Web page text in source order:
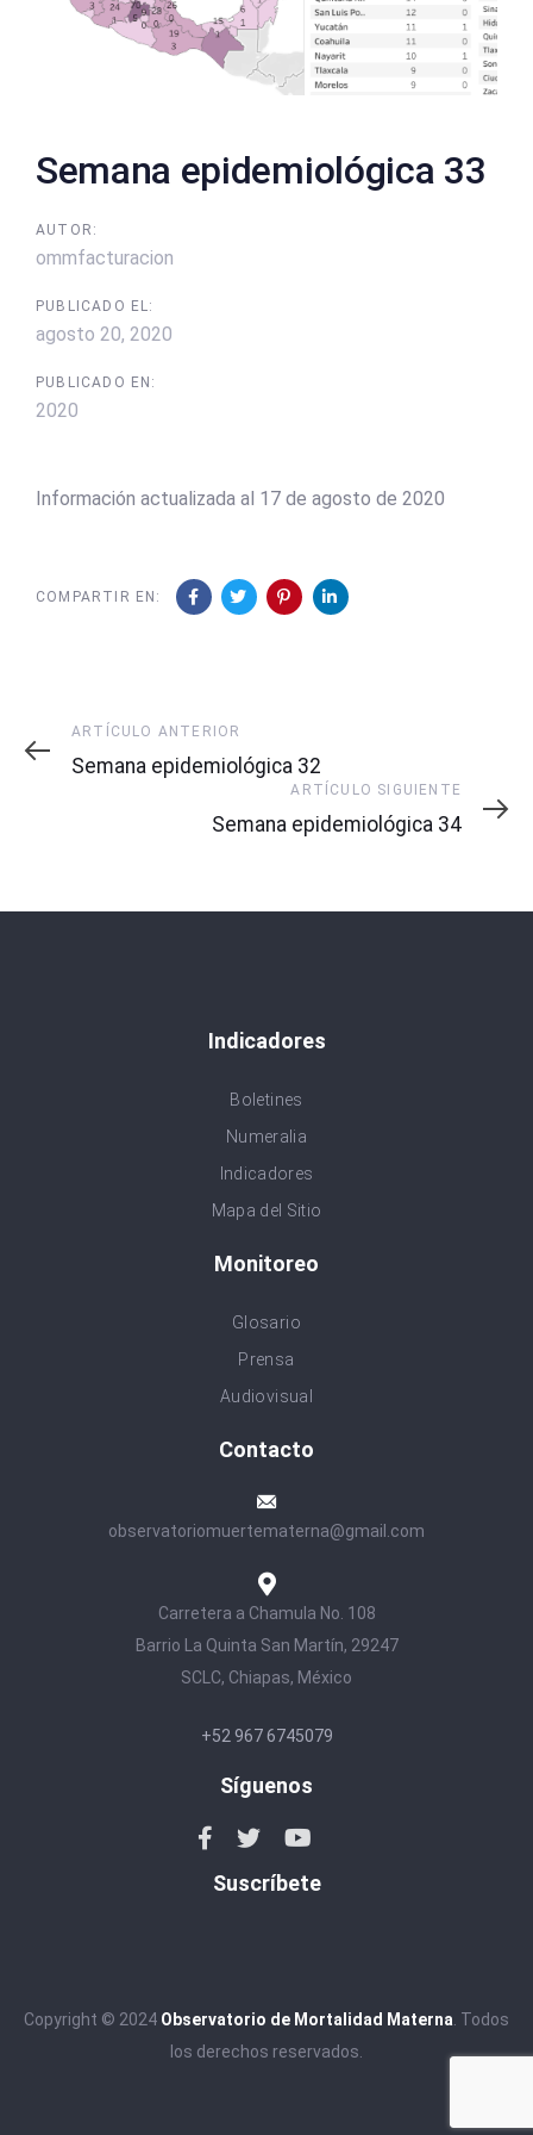
Semana epidemiológica 33
AUTOR:
ommfacturacion
PUBLICADO EL:
agosto 20, 2020
PUBLICADO EN:
2020
Información actualizada al 17 de agosto de 2020
COMPARTIR EN:
Artículo
Anterior
ARTÍCULO ANTERIOR
Semana epidemiológica 32
Siguiente
ARTÍCULO SIGUIENTE
Semana epidemiológica 34
Indicadores
Boletines
Numeralia
Indicadores
Mapa del Sitio
Monitoreo
Glosario
Prensa
Audiovisual
Contacto
observatoriomuertematerna@gmail.com
Carretera a Chamula No. 108
Barrio La Quinta San Martín, 29247
SCLC, Chiapas, México
+52 967 6745079
Síguenos
Suscríbete
Copyright © 2024 Observatorio de Mortalidad Materna . Todos
los derechos reservados.